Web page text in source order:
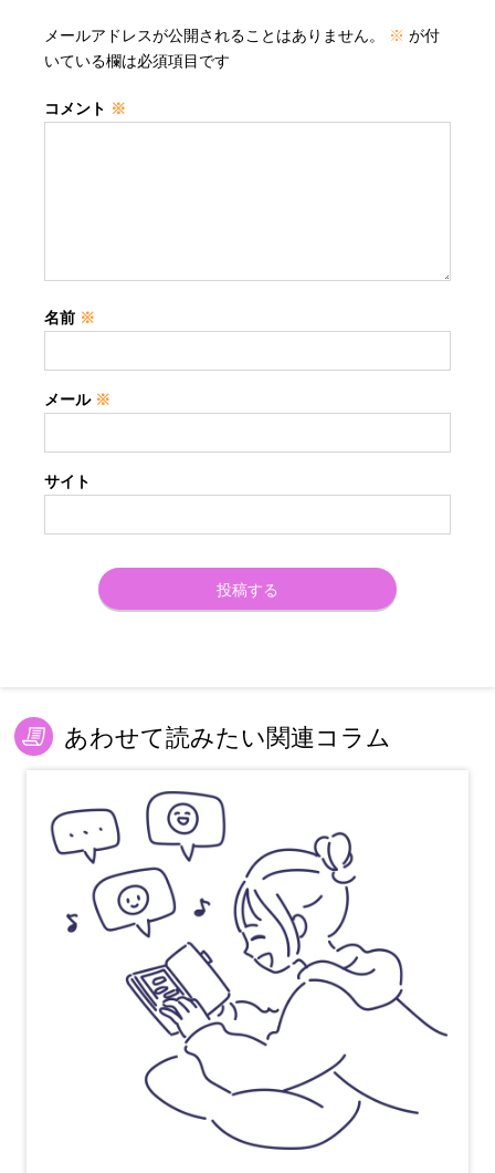
メールアドレスが公開されることはありません。 ※ が付
いている欄は必須項目です
コメント ※
名前 ※
メール ※
サイト
あわせて読みたい関連コラム